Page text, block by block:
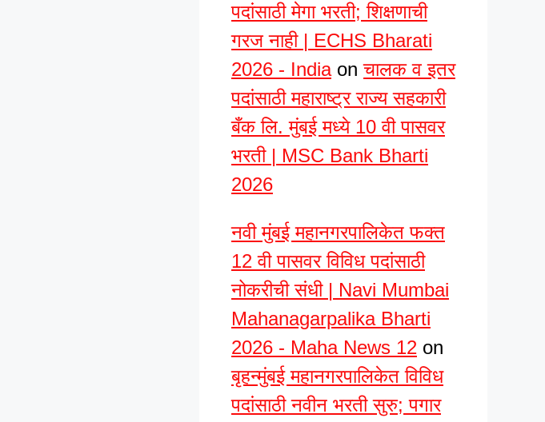
पदांसाठी मेगा भरती; शिक्षणाची
गरज नाही | ECHS Bharati
2026 - Indiaonचालक व इतर
पदांसाठी महाराष्ट्र राज्य सहकारी
बँक लि. मुंबई मध्ये 10 वी पासवर
भरती | MSC Bank Bharti
2026
नवी मुंबई महानगरपालिकेत फक्त
12 वी पासवर विविध पदांसाठी
नोकरीची संधी | Navi Mumbai
Mahanagarpalika Bharti
2026 - Maha News 12 on
बृहन्मुंबई महानगरपालिकेत विविध
पदांसाठी नवीन भरती सुरु; पगार